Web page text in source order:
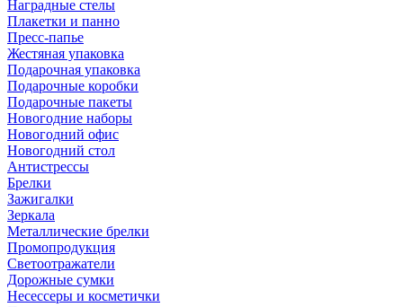
Наградные стелы
Плакетки и панно
Пресс-папье
Жестяная упаковка
Подарочная упаковка
Подарочные коробки
Подарочные пакеты
Новогодние наборы
Новогодний офис
Новогодний стол
Антистрессы
Брелки
Зажигалки
Зеркала
Металлические брелки
Промопродукция
Светоотражатели
Дорожные сумки
Несессеры и косметички